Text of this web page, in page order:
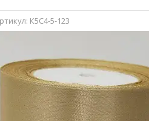
К5С4-5-123